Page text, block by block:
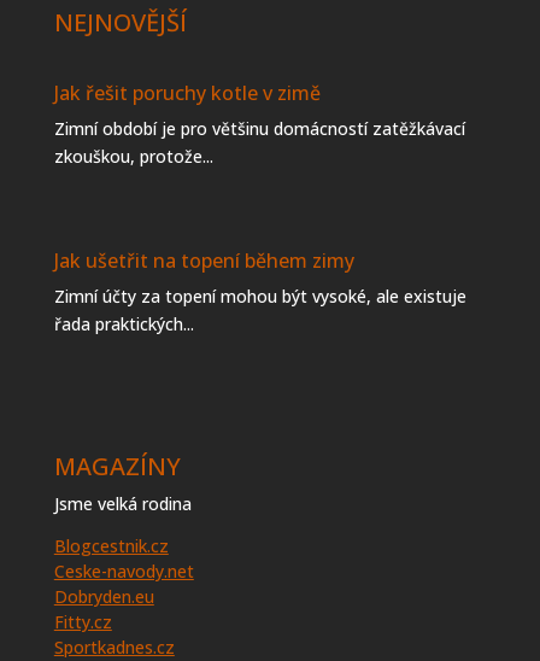
NEJNOVĚJŠÍ
Jak řešit poruchy kotle v zimě
Zimní období je pro většinu domácností zatěžkávací
zkouškou, protože...
Jak ušetřit na topení během zimy
Zimní účty za topení mohou být vysoké, ale existuje
řada praktických...
MAGAZÍNY
Jsme velká rodina
Blogcestnik.cz
Ceske-navody.net
Dobryden.eu
Fitty.cz
Sportkadnes.cz